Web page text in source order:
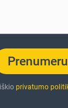
privatumo